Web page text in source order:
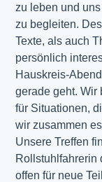
zu leben und
zu begleiten.
Texte, als auch
persönlich
Hauskreis-
gerade geht. Wir
für Situationen,
wir zusammen
Unsere Treffen
Rollstuhlfahrerin
offen für neue